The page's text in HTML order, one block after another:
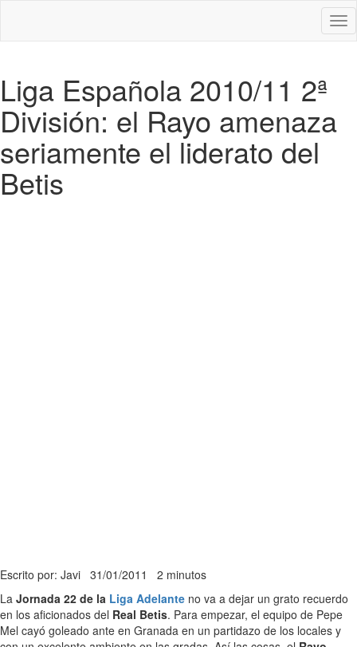
Liga Española 2010/11 2ª
División: el Rayo amenaza
seriamente el liderato del
Betis
Escrito por: Javi 31/01/2011 2 minutos
La Jornada 22 de la Liga Adelante no va a dejar un grato recuerdo
en los aficionados del Real Betis. Para empezar, el equipo de Pepe
Mel cayó goleado ante en Granada en un partidazo de los locales y